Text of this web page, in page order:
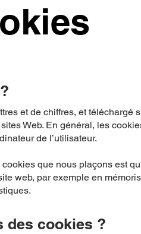
et de chiffres, et téléchargé
Web. En général, les
de l’utilisateur.
que nous plaçons est
web, par exemple en
des cookies ?